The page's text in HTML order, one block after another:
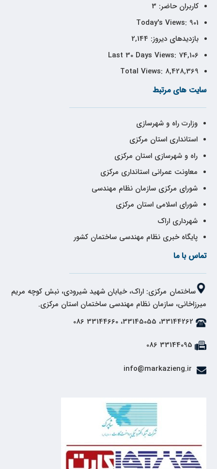
کاربران حاضر: 3
Today's Views: 901
بازدیدهای دیروز: 2,144
Last 30 Days Views: 74,106
Total Views: 8,428,369
سایت های مرتبط
وزارت راه و شهرسازی
استانداری استان مرکزی
راه و شهرسازی استان مرکزی
معاونت عمرانی استانداری مرکزی
شورای مرکزی سازمان نظام مهندسی
شورای اسلامی استان مرکزی
شهرداری اراک
پایگاه خبری نظام مهندسی ساختمان کشور
تماس با ما
ساختمان مرکزی: اراک، خیابان شهید شیرودی، نبش کوچه مریم
میرزاخانی، سازمان نظام مهندسی ساختمان استان مرکزی.
33144262، 33145055، 33144660 086
33144095 086